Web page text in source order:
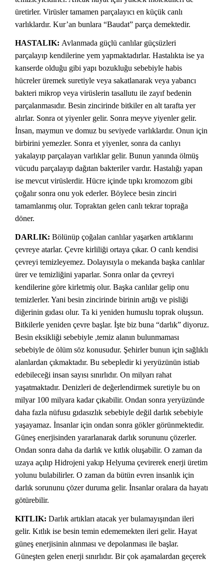
üretirler. Virüsler tamamen parçalayıcı en küçük canlı
varlıklardır. Kur’an bunlara “Baudat” parça demektedir.
HASTALIK: Avlanmada güçlü canlılar güçsüzleri
parçalayıp kendilerine yem yapmaktadırlar. Hastalıkta ise ya
kanserde olduğu gibi yapı bozukluğu sebebiyle habis
hücreler üremek suretiyle veya sakatlanarak veya yabancı
bakteri mikrop veya virüslerin tasallutu ile zayıf bedenin
parçalanmasıdır. Besin zincirinde bitkiler en alt tarafta yer
alırlar. Sonra ot yiyenler gelir. Sonra meyve yiyenler gelir.
İnsan, maymun ve domuz bu seviyede varlıklardır. Onun için
birbirini yemezler. Sonra et yiyenler, sonra da canlıyı
yakalayıp parçalayan varlıklar gelir. Bunun yanında ölmüş
vücudu parçalayıp dağıtan bakteriler vardır. Hastalığı yapan
ise mevcut virüslerdir. Hücre içinde tıpkı kromozom gibi
çoğalır sonra onu yok ederler. Böylece besin zinciri
tamamlanmış olur. Topraktan gelen canlı tekrar toprağa
döner.
DARLIK: Bölünüp çoğalan canlılar yaşarken artıklarını
çevreye atarlar. Çevre kirliliği ortaya çıkar. O canlı kendisi
çevreyi temizleyemez. Dolayısıyla o mekanda başka canlılar
ürer ve temizliğini yaparlar. Sonra onlar da çevreyi
kendilerine göre kirletmiş olur. Başka canlılar gelip onu
temizlerler. Yani besin zincirinde birinin artığı ve pisliği
diğerinin gıdası olur. Ta ki yeniden humuslu toprak oluşsun.
Bitkilerle yeniden çevre başlar. İşte biz buna “darlık” diyoruz.
Besin eksikliği sebebiyle ,temiz alanın bulunmaması
sebebiyle de ölüm söz konusudur. Şehirler bunun için sağlıklı
alanlardan çıkmaktadır. Bu sebepledir ki yeryüzünün istiab
edebileceği insan sayısı sınırlıdır. On milyarı rahat
yaşatmaktadır. Denizleri de değerlendirmek suretiyle bu on
milyar 100 milyara kadar çıkabilir. Ondan sonra yeryüzünde
daha fazla nüfusu gıdasızlık sebebiyle değil darlık sebebiyle
yaşayamaz. İnsanlar için ondan sonra gökler görünmektedir.
Güneş enerjisinden yararlanarak darlık sorununu çözerler.
Ondan sonra daha da darlık ve kıtlık oluşabilir. O zaman da
uzaya açılıp Hidrojeni yakıp Helyuma çevirerek enerji üretim
yolunu bulabilirler. O zaman da bütün evren insanlık için
darlık sorununu çözer duruma gelir. İnsanlar oralara da hayatı
götürebilir.
KITLIK: Darlık artıkları atacak yer bulamayışından ileri
gelir. Kıtlık ise besin temin edememekten ileri gelir. Hayat
güneş enerjisinin alınması ve depolanması ile başlar.
Güneşten gelen enerji sınırlıdır. Bir çok aşamalardan geçerek